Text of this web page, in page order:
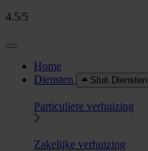
4.5/5
Home
Diensten
Sluit Diensten
Particuliere verhuizing
Zakelijke verhuizing